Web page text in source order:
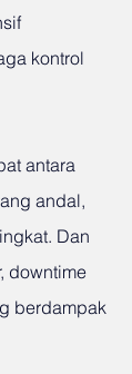
kontrol
antara
andal,
Dan
downtime
berdampak